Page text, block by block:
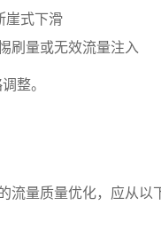
崖式下滑
刷量或无效流量注入
整。
流量质量优化，应从以